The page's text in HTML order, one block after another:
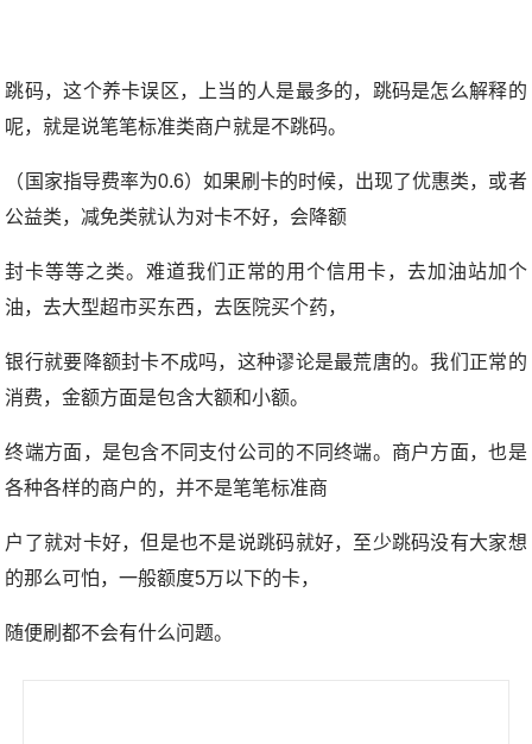
跳码，这个养卡误区，上当的人是最多的，跳码是怎么解释的
呢，就是说笔笔标准类商户就是不跳码。
（国家指导费率为0.6）如果刷卡的时候，出现了优惠类，或者
公益类，减免类就认为对卡不好，会降额
封卡等等之类。难道我们正常的用个信用卡，去加油站加个
油，去大型超市买东西，去医院买个药，
银行就要降额封卡不成吗，这种谬论是最荒唐的。我们正常的
消费，金额方面是包含大额和小额。
终端方面，是包含不同支付公司的不同终端。商户方面，也是
各种各样的商户的，并不是笔笔标准商
户了就对卡好，但是也不是说跳码就好，至少跳码没有大家想
的那么可怕，一般额度5万以下的卡，
随便刷都不会有什么问题。